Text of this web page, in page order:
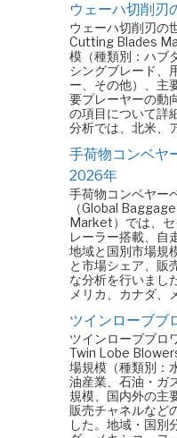
ウェーハ切削刃
ウェーハ切削刃の
Cutting Blades
模（種類別：ハブ
シングブレード、
ー、その他）、主
要プレーヤーの動
の項目について詳
分析では、北米、
手荷物コンベヤ
2026年
手荷物コンベヤー
（Global
Market）では、セ
レーラー搭載、自
地域と国別市場規
と市場シェア、販
な分析を行いまし
メリカ、カナダ、
ツインローブブ
ツインローブブロ
Twin Lobe
場規模（種類別：
油産業、石油・ガ
規模、国内外の主
販売チャネルなど
した。地域・国別